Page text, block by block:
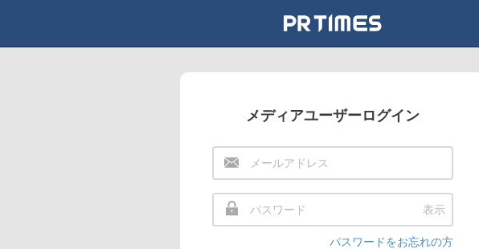
メディアユーザーログイン
表示
パスワードをお忘れの方